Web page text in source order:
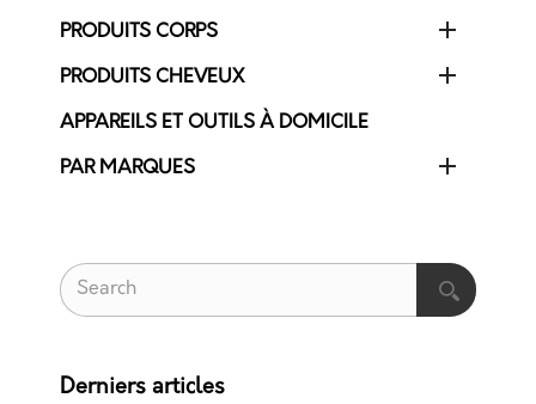
PRODUITS CORPS 
PRODUITS CHEVEUX 
APPAREILS ET OUTILS À DOMICILE
PAR MARQUES 
Derniers articles